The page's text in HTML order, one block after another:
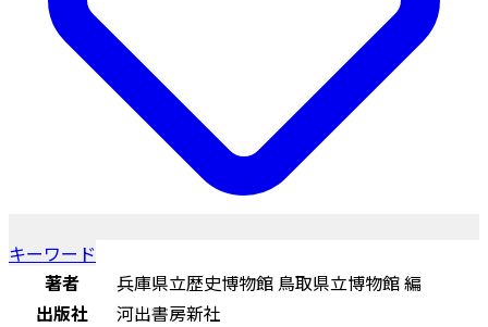
キーワード
著者
兵庫県立歴史博物館 鳥取県立博物館 編
出版社
河出書房新社